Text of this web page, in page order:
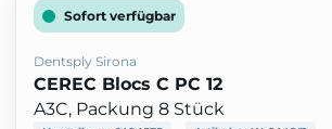
Sofort verfügbar
Dentsply Sirona
CEREC Blocs C PC 12
A3C, Packung 8 Stück